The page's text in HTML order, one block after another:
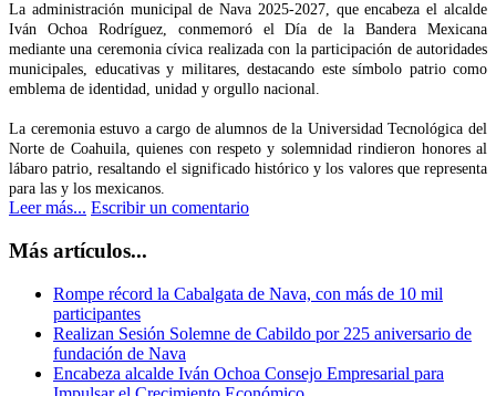
La administración municipal de Nava 2025-2027, que encabeza el alcalde
Iván Ochoa Rodríguez, conmemoró el Día de la Bandera Mexicana
mediante una ceremonia cívica realizada con la participación de autoridades
municipales, educativas y militares, destacando este símbolo patrio como
emblema de identidad, unidad y orgullo nacional.
La ceremonia estuvo a cargo de alumnos de la Universidad Tecnológica del
Norte de Coahuila, quienes con respeto y solemnidad rindieron honores al
lábaro patrio, resaltando el significado histórico y los valores que representa
para las y los mexicanos.
Leer más... Escribir un comentario
Más artículos...
Rompe récord la Cabalgata de Nava, con más de 10 mil
participantes
Realizan Sesión Solemne de Cabildo por 225 aniversario de
fundación de Nava
Encabeza alcalde Iván Ochoa Consejo Empresarial para